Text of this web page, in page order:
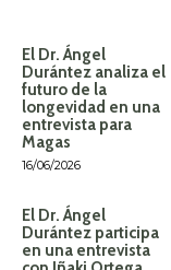
El Dr. Ángel
Durántez analiza el
futuro de la
longevidad en una
entrevista para
Magas
16/06/2026
El Dr. Ángel
Durántez participa
en una entrevista